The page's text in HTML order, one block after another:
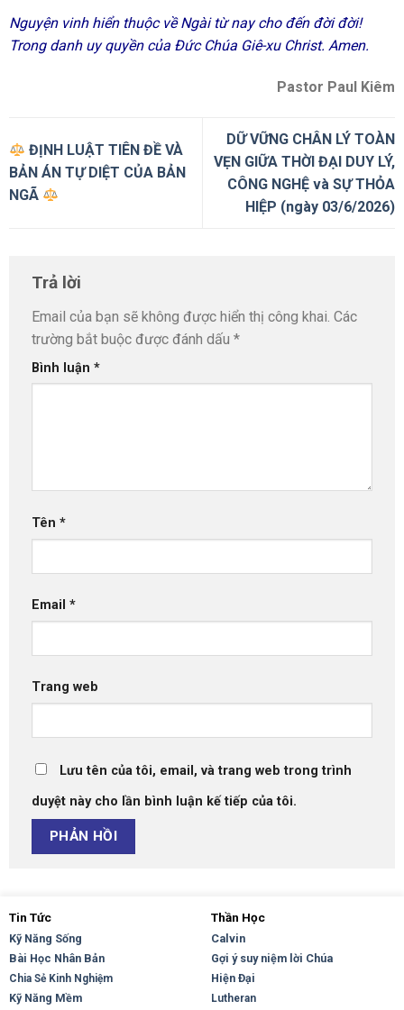
Nguyện vinh hiển thuộc về Ngài từ nay cho đến đời đời!
Trong danh uy quyền của Đức Chúa Giê-xu Christ. Amen.
Pastor Paul Kiêm
ĐỊNH LUẬT TIÊN ĐỀ VÀ
BẢN ÁN TỰ DIỆT CỦA BẢN
NGÃ
DỮ VỮNG CHÂN LÝ TOÀN
VẸN GIỮA THỜI ĐẠI DUY LÝ,
CÔNG NGHỆ và SỰ THỎA
HIỆP (ngày 03/6/2026)
Trả lời
Email của bạn sẽ không được hiển thị công khai. Các
trường bắt buộc được đánh dấu *
Bình luận *
Tên *
Email *
Trang web
Lưu tên của tôi, email, và trang web trong trình
duyệt này cho lần bình luận kế tiếp của tôi.
Tin Tức
Kỹ Năng Sống
Bài Học Nhân Bản
Chia Sẻ Kinh Nghiệm
Kỹ Năng Mềm
Thần Học
Calvin
Gợi ý suy niệm lời Chúa
Hiện Đại
Lutheran